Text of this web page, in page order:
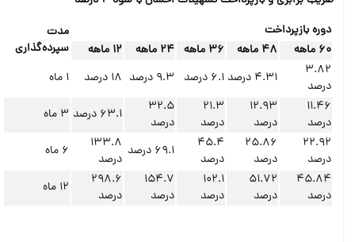
دوره بازپرداخت
مدت
سپرده‌گذاری
48 ماهه 36 ماهه 24 ماهه
12 ماهه
3.82
درصد
4.31 درصد 6.1 درصد 9.3 درصد 18 درصد
1 ماه
11.46
درصد
12.93
درصد
21.3
درصد
32.5
درصد
63.1 درصد
3 ماه
22.92
درصد
25.86
درصد
45.4
درصد
69.1 درصد
133.8
درصد
45.84
درصد
51.72
درصد
102.1
درصد
154.7
درصد
298.6
درصد